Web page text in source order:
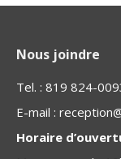
Nous joindre
Tel. : 819 824-
E-mail :
Horaire